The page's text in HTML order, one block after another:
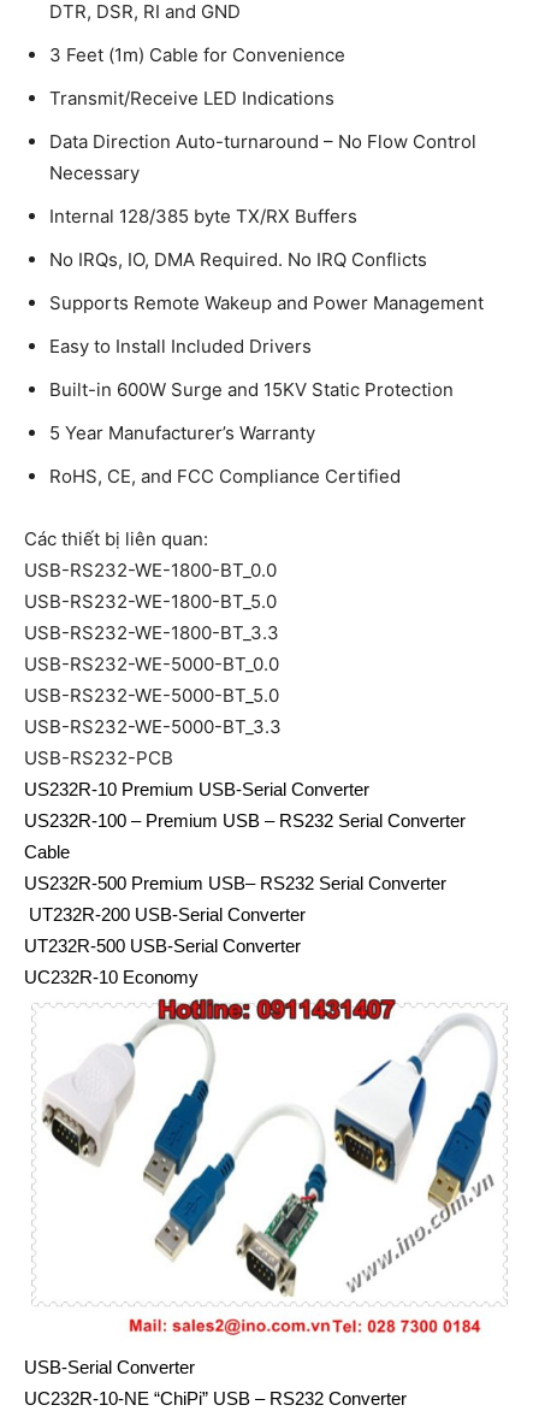
DTR, DSR, RI and GND
3 Feet (1m) Cable for Convenience
Transmit/Receive LED Indications
Data Direction Auto-turnaround – No Flow Control
Necessary
Internal 128/385 byte TX/RX Buffers
No IRQs, IO, DMA Required. No IRQ Conflicts
Supports Remote Wakeup and Power Management
Easy to Install Included Drivers
Built-in 600W Surge and 15KV Static Protection
5 Year Manufacturer’s Warranty
RoHS, CE, and FCC Compliance Certified
Các thiết bị liên quan:
USB-RS232-WE-1800-BT_0.0
USB-RS232-WE-1800-BT_5.0
USB-RS232-WE-1800-BT_3.3
USB-RS232-WE-5000-BT_0.0
USB-RS232-WE-5000-BT_5.0
USB-RS232-WE-5000-BT_3.3
USB-RS232-PCB
US232R-10 Premium USB-Serial Converter
US232R-100 – Premium USB – RS232 Serial Converter
Cable
US232R-500 Premium USB– RS232 Serial Converter
UT232R-200 USB-Serial Converter
UT232R-500 USB-Serial Converter
UC232R-10 Economy
USB-Serial Converter
UC232R-10-NE “ChiPi” USB – RS232 Converter